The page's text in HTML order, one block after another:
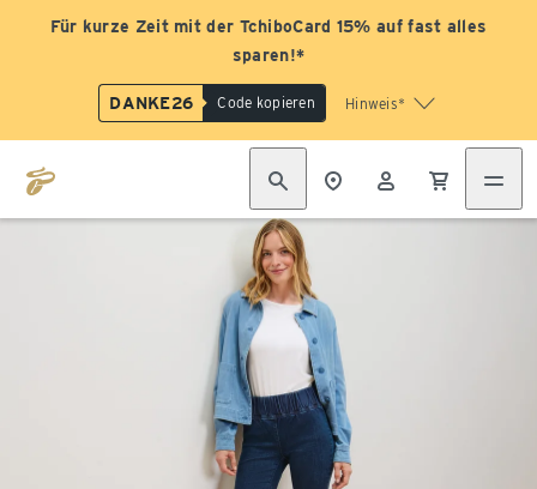
Für kurze Zeit mit der TchiboCard 15% auf fast alles
sparen!*
DANKE26 Code kopieren Hinweis*